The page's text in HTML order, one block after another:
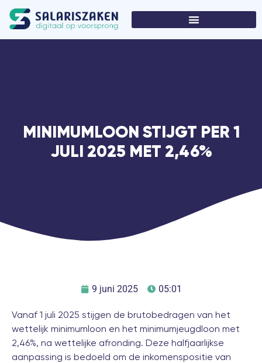
MINIMUMLOON STIJGT PER 1
JULI 2025 MET 2,46%
9 juni 2025 05:01
Vanaf 1 juli 2025 stijgen de brutobedragen van het
wettelijk minimumloon en het minimumjeugdloon met
2,46%, na wettelijke afronding. Deze halfjaarlijkse
aanpassing is bedoeld om de inkomenspositie van